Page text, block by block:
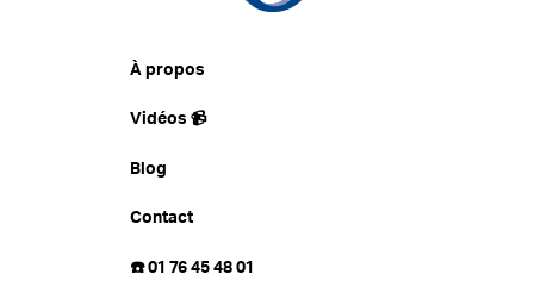
À propos
Vidéos 📹
Blog
Contact
☎️ 01 76 45 48 01